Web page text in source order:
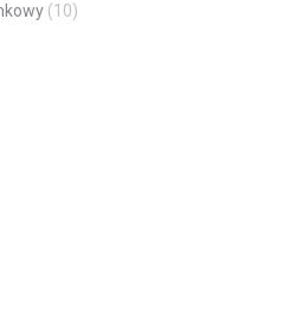
(10)